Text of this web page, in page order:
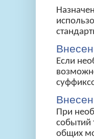
Если
При
событий
общих